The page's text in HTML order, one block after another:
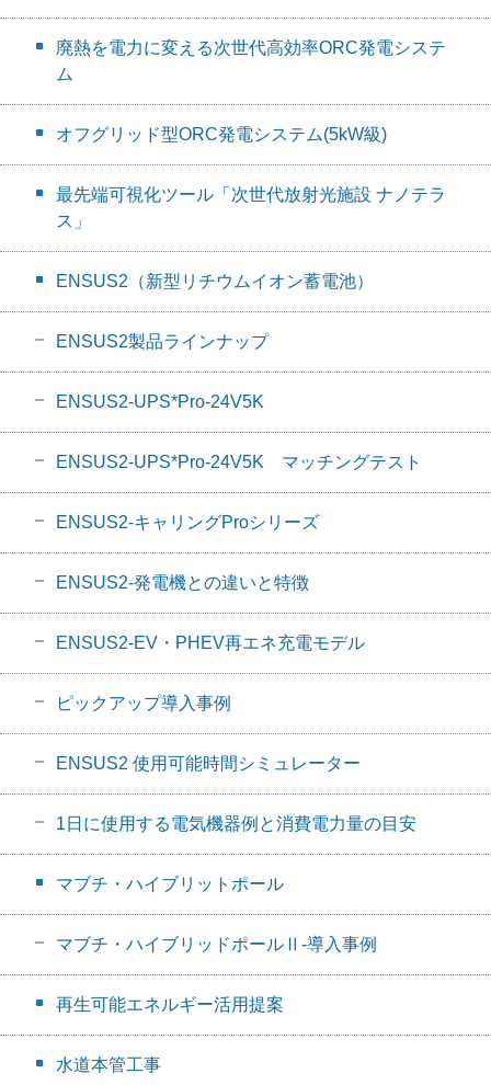
廃熱を電力に変える次世代高効率ORC発電システ
ム
オフグリッド型ORC発電システム(5kW級)
最先端可視化ツール「次世代放射光施設 ナノテラ
ス」
ENSUS2（新型リチウムイオン蓄電池）
ENSUS2製品ラインナップ
ENSUS2-UPS*Pro-24V5K
ENSUS2-UPS*Pro-24V5K マッチングテスト
ENSUS2-キャリングProシリーズ
ENSUS2-発電機との違いと特徴
ENSUS2-EV・PHEV再エネ充電モデル
ピックアップ導入事例
ENSUS2 使用可能時間シミュレーター
1日に使用する電気機器例と消費電力量の目安
マブチ・ハイブリットポール
マブチ・ハイブリッドポールⅡ-導入事例
再生可能エネルギー活用提案
水道本管工事